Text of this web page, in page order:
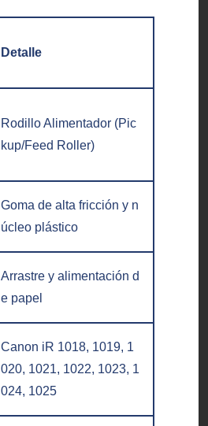
Detalle
Rodillo Alimentador (Pic
kup/Feed Roller)
Goma de alta fricción y n
úcleo plástico
Arrastre y alimentación d
e papel
Canon iR 1018, 1019, 1
020, 1021, 1022, 1023, 1
024, 1025